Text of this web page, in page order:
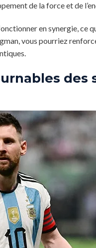
de la force et de
en synergie,
vous pourriez
des